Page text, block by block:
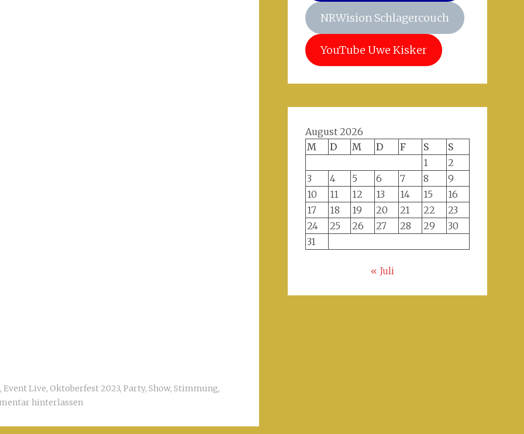
, Event Live, Oktoberfest 2023, Party, Show, Stimmung,
hinterlassen
NRWision Schlagercouch
YouTube Uwe Kisker
August 2026
M
D M D F S
S
1
2
3
4 5 6 7 8
9
10
11 12 13 14 15
16
17
18 19 20 21 22
23
24
25 26 27 28 29
30
31
« Juli